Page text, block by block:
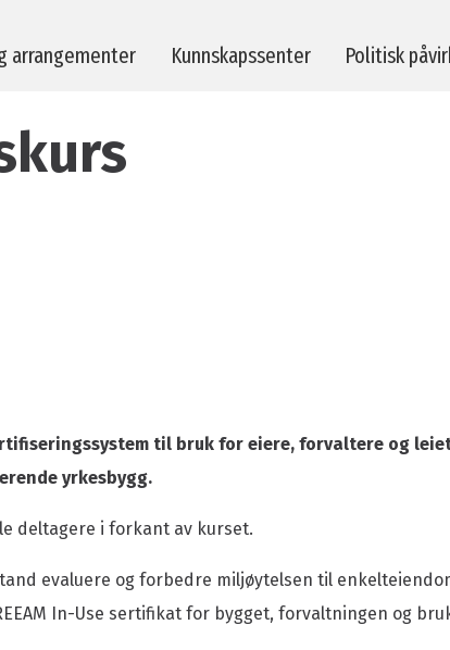
arrangementer Kunnskapssenter Politisk
Strakstiltak
Månedens prosjekt
Politisk påvirkning
Lederartikler
Nyhetsrom
Strategi
til bruk for eiere, forvaltere og
yrkesbygg.
deltagere i forkant av kurset.
evaluere og forbedre miljøytelsen til
In-Use sertifikat for bygget, forvaltningen og